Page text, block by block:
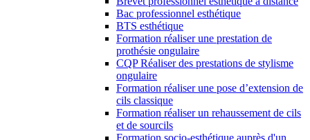
Bac professionnel esthétique
BTS esthétique
Formation réaliser une prestation de
prothésie ongulaire
CQP Réaliser des prestations de stylisme
ongulaire
Formation réaliser une pose d’extension de
cils classique
Formation réaliser un rehaussement de cils
et de sourcils